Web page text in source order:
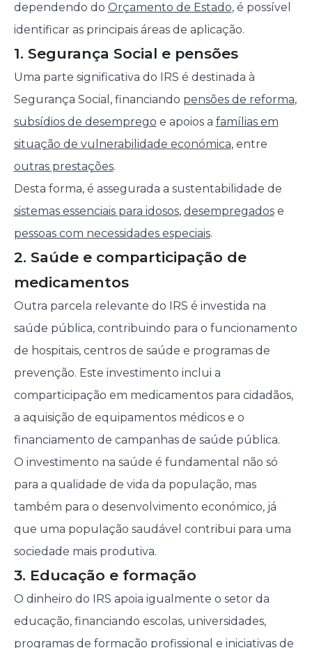
dependendo do Orçamento de Estado, é possível
identificar as principais áreas de aplicação.
1. Segurança Social e pensões
Uma parte significativa do IRS é destinada à
Segurança Social, financiando pensões de reforma,
subsídios de desemprego e apoios a famílias em
situação de vulnerabilidade económica, entre
outras prestações.
Desta forma, é assegurada a sustentabilidade de
sistemas essenciais para idosos, desempregadose
pessoas com necessidades especiais.
2. Saúde e comparticipação de
medicamentos
Outra parcela relevante do IRS é investida na
saúde pública, contribuindo para o funcionamento
de hospitais, centros de saúde e programas de
prevenção. Este investimento inclui a
comparticipação em medicamentos para cidadãos,
a aquisição de equipamentos médicos e o
financiamento de campanhas de saúde pública.
O investimento na saúde é fundamental não só
para a qualidade de vida da população, mas
também para o desenvolvimento económico, já
que uma população saudável contribui para uma
sociedade mais produtiva.
3. Educação e formação
O dinheiro do IRS apoia igualmente o setor da
educação, financiando escolas, universidades,
programas de formação profissional e iniciativas de